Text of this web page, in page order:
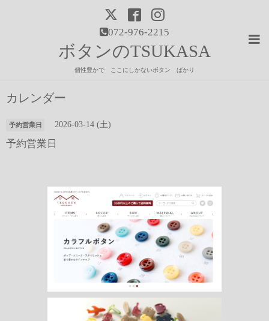
072-976-2215
ボタンのTSUKASA
個性豊かで ここにしかないボタン ばかり
カレンダー
予約営業日 2026-03-14 (土)
予約営業日